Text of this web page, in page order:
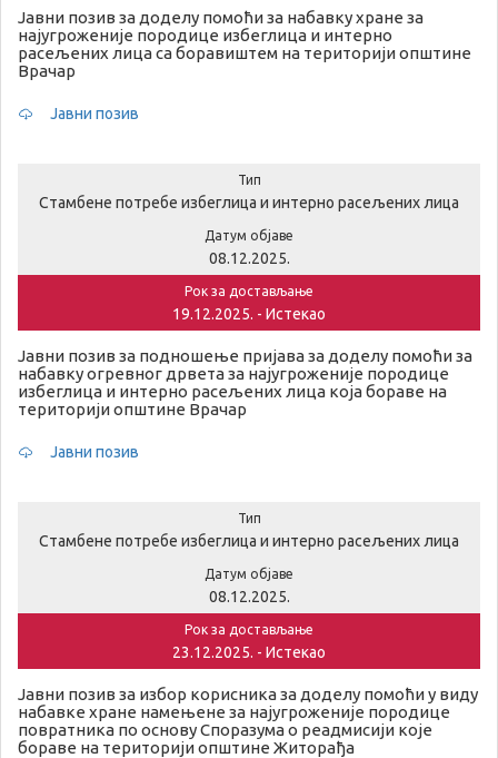
Јавни позив за доделу помоћи за набавку хране за
најугроженије породице избеглица и интерно
расељених лица са боравиштем на територији општине
Врачар
Јавни позив
Тип
Стамбене потребе избеглица и интерно расељених лица
Датум објаве
08.12.2025.
Рок за достављање
19.12.2025. - Истекао
Јавни позив за подношење пријава за доделу помоћи за
набавку огревног дрвета за најугроженије породице
избеглица и интерно расељених лица која бораве на
територији општине Врачар
Јавни позив
Тип
Стамбене потребе избеглица и интерно расељених лица
Датум објаве
08.12.2025.
Рок за достављање
23.12.2025. - Истекао
Јавни позив за избор корисника за доделу помоћи у виду
набавке хране намењене за најугроженије породице
повратника по основу Споразума о реадмисији које
бораве на територији општине Житорађа